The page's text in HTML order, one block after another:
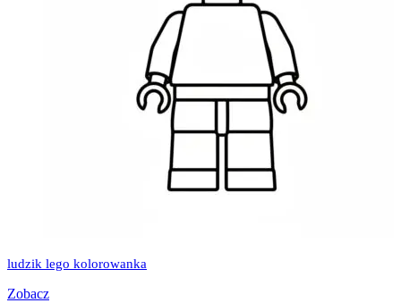
ludzik lego kolorowanka
Zobacz